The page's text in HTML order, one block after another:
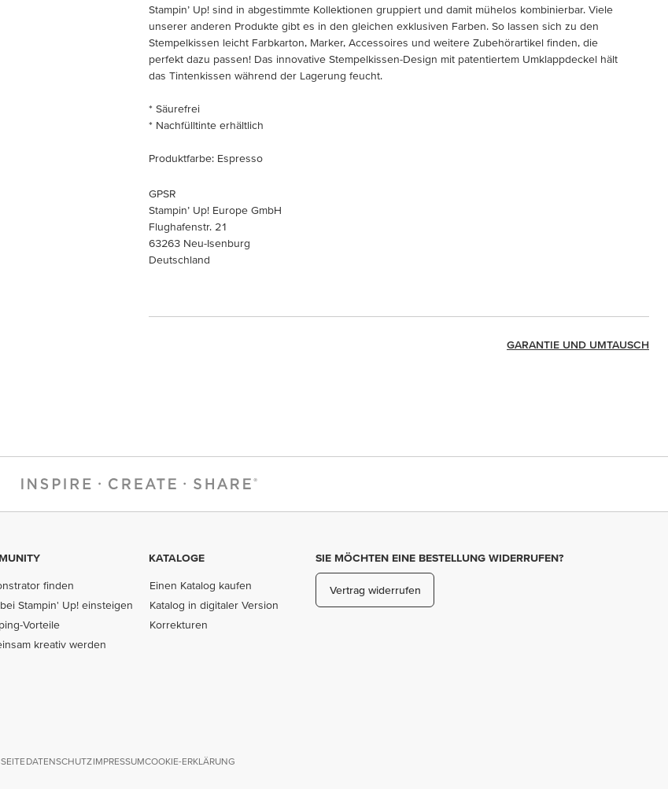
Stampin’ Up! sind in abgestimmte Kollektionen gruppiert und damit mühelos kombinierbar. Viele
unserer anderen Produkte gibt es in den gleichen exklusiven Farben. So lassen sich zu den
Stempelkissen leicht Farbkarton, Marker, Accessoires und weitere Zubehörartikel finden, die
perfekt dazu passen! Das innovative Stempelkissen-Design mit patentiertem Umklappdeckel hält
das Tintenkissen während der Lagerung feucht.
* Säurefrei
* Nachfülltinte erhältlich
Produktfarbe: Espresso
GPSR
Stampin’ Up! Europe GmbH
Flughafenstr. 21
63263 Neu-Isenburg
Deutschland
GARANTIE UND UMTAUSCH
finden
Stampin' Up! einsteigen
Vorteile
kreativ werden
KATALOGE
Einen Katalog kaufen
Katalog in digitaler Version
Korrekturen
SIE MÖCHTEN EINE BESTELLUNG WIDERRUFEN?
Vertrag widerrufen
DATENSCHUTZIMPRESSUMCOOKIE-ERKLÄRUNG